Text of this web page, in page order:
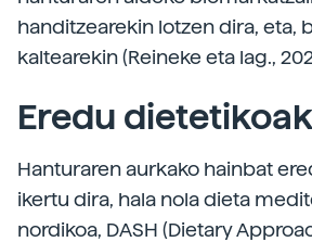
handitzearekin lotzen dira, eta,
kaltearekin (Reineke eta lag.,
Eredu dietetikoak
Hanturaren aurkako hainbat
ikertu dira, hala nola dieta
nordikoa, DASH (Dietary